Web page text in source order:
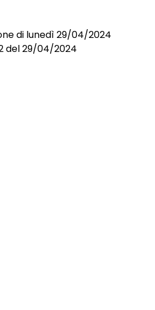
di lunedì 29/04/2024
del 29/04/2024